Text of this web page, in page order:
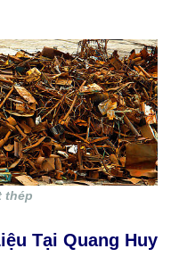
thép
Tại Quang Huy